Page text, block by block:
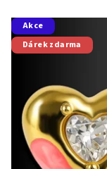
Akce
Dárek zdarma